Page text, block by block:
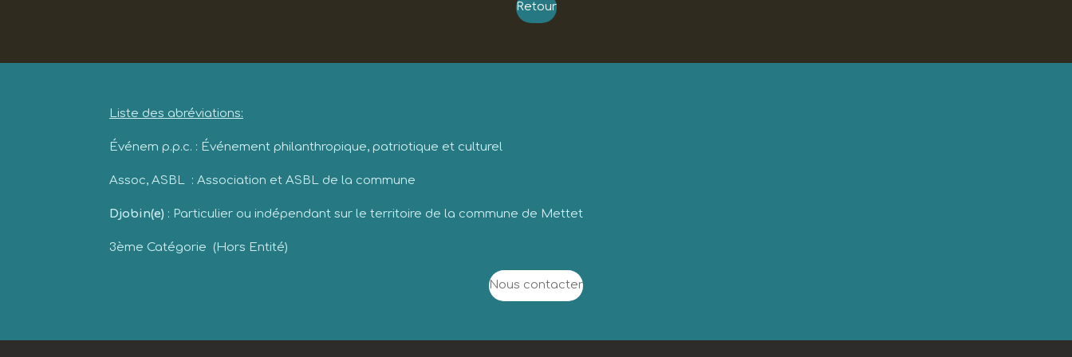
Retour
Liste des abréviations:
Événem p.p.c. : Événement philanthropique, patriotique et culturel
Assoc, ASBL : Association et ASBL de la commune
Djobin(e) : Particulier ou indépendant sur le territoire de la commune de Mettet
3ème Catégorie (Hors Entité)
Nous contacter